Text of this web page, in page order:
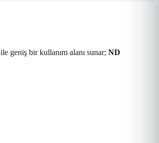
ile geniş bir kullanım alanı sunar; ND